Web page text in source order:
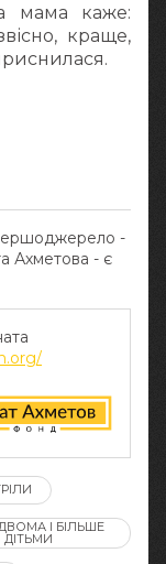
мама каже:
краще,
першоджерело -
Ахметова - є
ДВОМА І БІЛЬШЕ
ДІТЬМИ